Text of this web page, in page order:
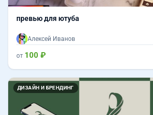
превью для ютуба
Алексей Иванов
от 100 ₽
ДИЗАЙН И БРЕНДИНГ